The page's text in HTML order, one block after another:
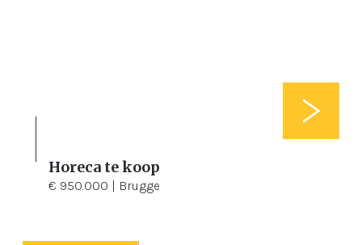
3 102 m²
Horeca te koop
€ 950.000 | Brugge